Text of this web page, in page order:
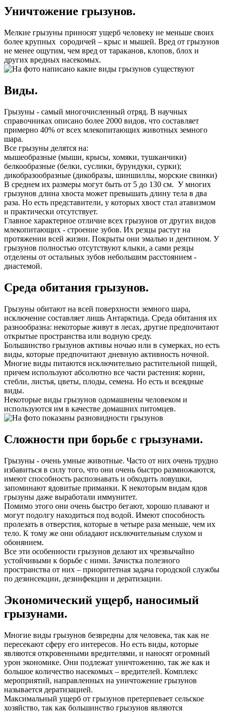
Уничтожение грызунов.
Мелкие грызуны приносят ущерб человеку не меньше своих
более крупных сородичей – крыс и мышей. Вред от грызунов
не менее ощутим, чем вред от тараканов, клопов, блох и
других вредных насекомых.
Виды.
Грызуны - самый многочисленный отряд. В научных
справочниках описано более 2000 видов, что составляет
примерно 40% от всех млекопитающих животных земного
шара.
Все грызуны делятся на:
мышеобразные (мыши, крысы, хомяки, тушканчики)
белкообразные (белки, суслики, бурундуки, сурки);
дикобразообразные (дикобразы, шиншиллы, морские свинки)
В среднем их размеры могут быть от 5 до 130 см. У многих
грызунов длина хвоста может превышать длину тела в два
раза. Но есть представители, у которых хвост стал атавизмом
и практически отсутствует.
Главное характерное отличие всех грызунов от других видов
млекопитающих - строение зубов. Их резцы растут на
протяжении всей жизни. Покрыты они эмалью и дентином. У
грызунов полностью отсутствуют клыки, а сами резцы
отделены от остальных зубов небольшим расстоянием -
диастемой.
Среда обитания грызунов.
Грызуны обитают на всей поверхности земного шара,
исключение составляет лишь Антарктида. Среда обитания их
разнообразна: некоторые живут в лесах, другие предпочитают
открытые пространства или водную среду.
Большинство грызунов активы ночью или в сумерках, но есть
виды, которые предпочитают дневную активность ночной.
Многие виды питаются исключительно растительной пищей,
причем используют абсолютно все части растения: корни,
стебли, листья, цветы, плоды, семена. Но есть и всеядные
виды.
Некоторые виды грызунов одомашнены человеком и
используются им в качестве домашних питомцев.
Сложности при борьбе с грызунами.
Грызуны - очень умные животные. Часто от них очень трудно
избавиться в силу того, что они очень быстро размножаются,
имеют способность распознавать и обходить ловушки,
запоминают ядовитые приманки. К некоторым видам ядов
грызуны даже выработали иммунитет.
Помимо этого они очень быстро бегают, хорошо плавают и
могут подолгу находиться под водой. Имеют способность
пролезать в отверстия, которые в четыре раза меньше, чем их
тело. К тому же они обладают исключительным слухом и
обонянием.
Все эти особенности грызунов делают их чрезвычайно
устойчивыми к борьбе с ними. Зачистка полезного
пространства от них – приоритетная задача городской службы
по дезинсекции, дезинфекции и дератизации.
Экономический ущерб, наносимый
грызунами.
Многие виды грызунов безвредны для человека, так как не
пересекают сферу его интересов. Но есть виды, которые
являются откровенными вредителями, и наносят огромный
урон экономике. Они подлежат уничтожению, так же как и
большое количество насекомых – вредителей. Комплекс
мероприятий, направленных на уничтожение грызунов
называется дератизацией.
Максимальный ущерб от грызунов претерпевает сельское
хозяйство, так как большинство грызунов являются